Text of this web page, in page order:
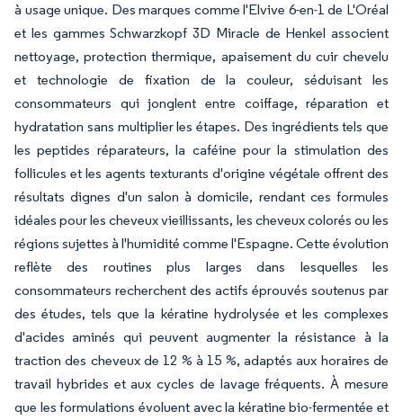
à usage unique. Des marques comme l'Elvive 6-en-1 de L'Oréal
et les gammes Schwarzkopf 3D Miracle de Henkel associent
nettoyage, protection thermique, apaisement du cuir chevelu
et technologie de fixation de la couleur, séduisant les
consommateurs qui jonglent entre coiffage, réparation et
hydratation sans multiplier les étapes. Des ingrédients tels que
les peptides réparateurs, la caféine pour la stimulation des
follicules et les agents texturants d'origine végétale offrent des
résultats dignes d'un salon à domicile, rendant ces formules
idéales pour les cheveux vieillissants, les cheveux colorés ou les
régions sujettes à l'humidité comme l'Espagne. Cette évolution
reflète des routines plus larges dans lesquelles les
consommateurs recherchent des actifs éprouvés soutenus par
des études, tels que la kératine hydrolysée et les complexes
d'acides aminés qui peuvent augmenter la résistance à la
traction des cheveux de 12 % à 15 %, adaptés aux horaires de
travail hybrides et aux cycles de lavage fréquents. À mesure
que les formulations évoluent avec la kératine bio-fermentée et